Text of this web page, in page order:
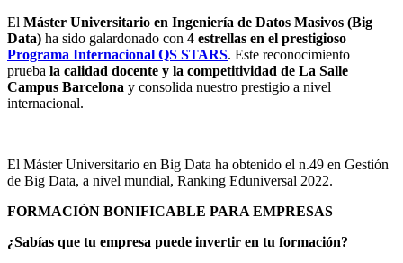
El Máster Universitario en Ingeniería de Datos Masivos (Big
Data) ha sido galardonado con 4 estrellas en el prestigioso
Programa Internacional QS STARS. Este reconocimiento
prueba la calidad docente y la competitividad de La Salle
Campus Barcelona y consolida nuestro prestigio a nivel
internacional.
El Máster Universitario en Big Data ha obtenido el n.49 en Gestión
de Big Data, a nivel mundial, Ranking Eduniversal 2022.
FORMACIÓN BONIFICABLE PARA EMPRESAS
¿Sabías que tu empresa puede invertir en tu formación?